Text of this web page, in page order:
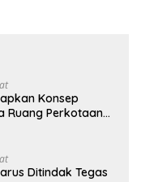
Konsep
Ruang Perkotaan
Ditindak Tegas